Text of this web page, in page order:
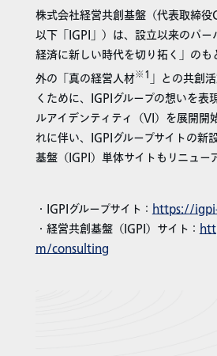
株式会社経営共創基盤（代表取締役
以下「IGPI」）は、設立以来のパー
経済に新しい時代を切り拓く」のも
外の「真の経営人材※1 」との共創
くために、IGPIグループの想いを表
ルアイデンティティ（VI）を展開開
れに伴い、IGPIグループサイトの新
基盤（IGPI）単体サイトもリニュー
・IGPIグループサイト： https://
・経営共創基盤（IGPI）サイト：
m/consulting